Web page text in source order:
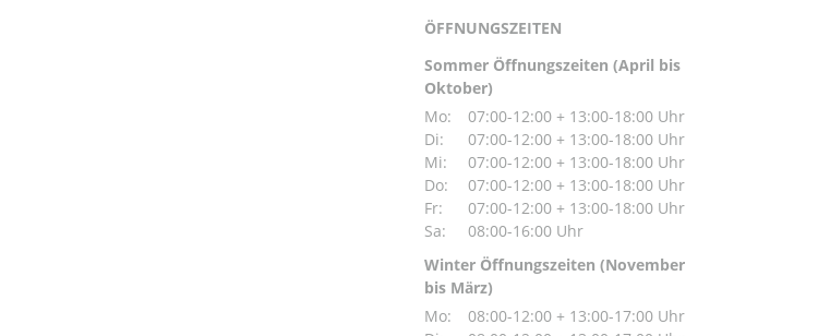
ÖFFNUNGSZEITEN
Sommer Öffnungszeiten (April bis
Oktober)
Mo:
07:00-12:00 + 13:00-18:00 Uhr
Di:
07:00-12:00 + 13:00-18:00 Uhr
Mi:
07:00-12:00 + 13:00-18:00 Uhr
Do:
07:00-12:00 + 13:00-18:00 Uhr
Fr:
07:00-12:00 + 13:00-18:00 Uhr
Sa:
08:00-16:00 Uhr
Winter Öffnungszeiten (November
bis März)
Mo:
08:00-12:00 + 13:00-17:00 Uhr